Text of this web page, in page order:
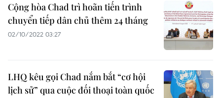
Cộng hòa Chad trì hoãn tiến trình
chuyển tiếp dân chủ thêm 24 tháng
02/10/2022 03:27
LHQ kêu gọi Chad nắm bắt “cơ hội
lịch sử” qua cuộc đối thoại toàn quốc